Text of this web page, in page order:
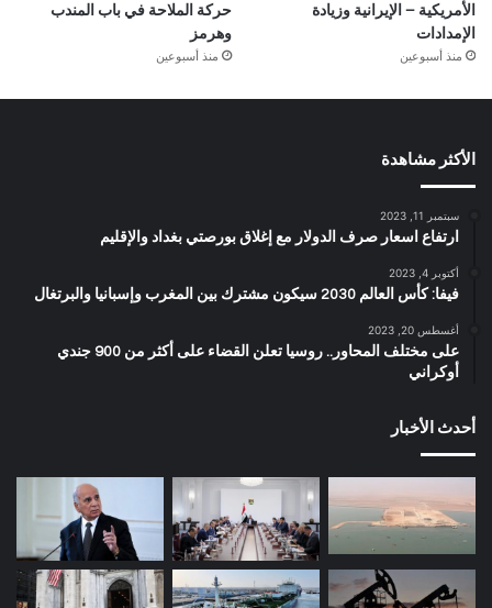
الأمريكية – الإيرانية وزيادة
الإمدادات
منذ أسبوعين
حركة الملاحة في باب المندب
وهرمز
منذ أسبوعين
الأكثر مشاهدة
سبتمبر 11, 2023
ارتفاع اسعار صرف الدولار مع إغلاق بورصتي بغداد والإقليم
أكتوبر 4, 2023
فيفا: كأس العالم 2030 سيكون مشترك بين المغرب وإسبانيا والبرتغال
أغسطس 20, 2023
على مختلف المحاور.. روسيا تعلن القضاء على أكثر من 900 جندي
أوكراني
أحدث الأخبار